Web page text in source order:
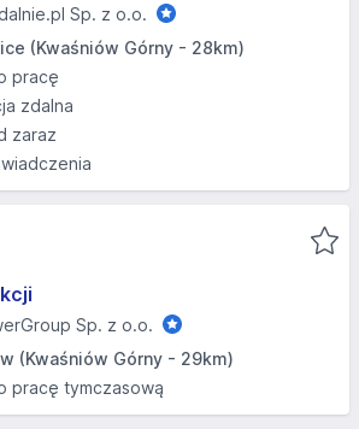
Sp. z o.o.
(Kwaśniów Górny - 28km)
pracę
zdalna
zaraz
Sp. z o.o.
(Kwaśniów Górny - 29km)
pracę tymczasową